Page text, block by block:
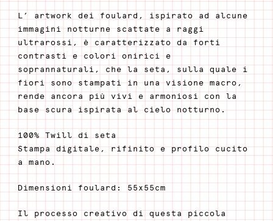
L’ artwork dei foulard, ispirato ad alcune
immagini notturne scattate a raggi
ultrarossi, è caratterizzato da forti
contrasti e colori onirici e
soprannaturali, che la seta, sulla quale i
fiori sono stampati in una visione macro,
rende ancora più vivi e armoniosi con la
base scura ispirata al cielo notturno.
100% Twill di seta
Stampa digitale, rifinito e profilo cucito
a mano.
Dimensioni foulard: 55x55cm
Il processo creativo di questa piccola